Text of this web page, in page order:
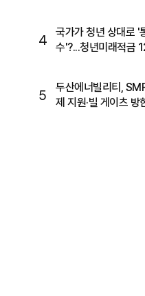
4
국가가 청년 상대로 '
수'?...청년미래적금
5
두산에너빌리티,
제 지원·빌 게이츠 방